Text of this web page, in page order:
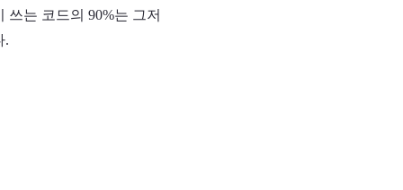
는 코드의 90%는 그저
.